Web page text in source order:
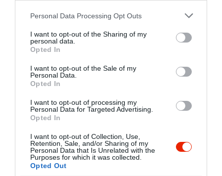
Please note that this website/app uses one or more Google
not limited to your visit or usage behaviour. You may click to
grant or deny consent to Google and its third-party tags to
use your data for below specified purposes in below Google
consent section.
Personal Data Processing Opt Outs
I want to opt-out of the Sharing of my
personal data.
Opted In
I want to opt-out of the Sale of my
Personal Data.
Opted In
I want to opt-out of processing my
Personal Data for Targeted Advertising.
Opted In
I want to opt-out of Collection, Use,
Retention, Sale, and/or Sharing of my
Personal Data that Is Unrelated with the
Purposes for which it was collected.
Opted Out
Petz Söröző
Sörkert
Kocsma
Pince - Söröző és Étterem Székesfehérvár 5.0
Sörpatika 4.3
$
Kocsma
Museum Café - MLK
Kávézó